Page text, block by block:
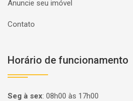
Anuncie seu imóvel
Contato
Horário de funcionamento
Seg à sex: 08h00 às 17h00